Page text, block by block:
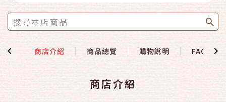
頁 商店介紹 商品總覽 購物說明 FAQ
商店介紹